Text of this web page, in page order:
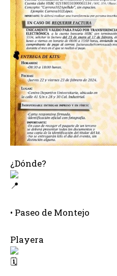
¿Dónde?
• Paseo de Montejo
Playera